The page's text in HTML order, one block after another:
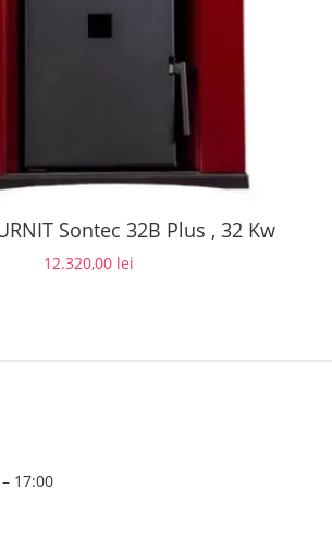
Sontec 32B Plus , 32 Kw
12.320,00 lei
17:00